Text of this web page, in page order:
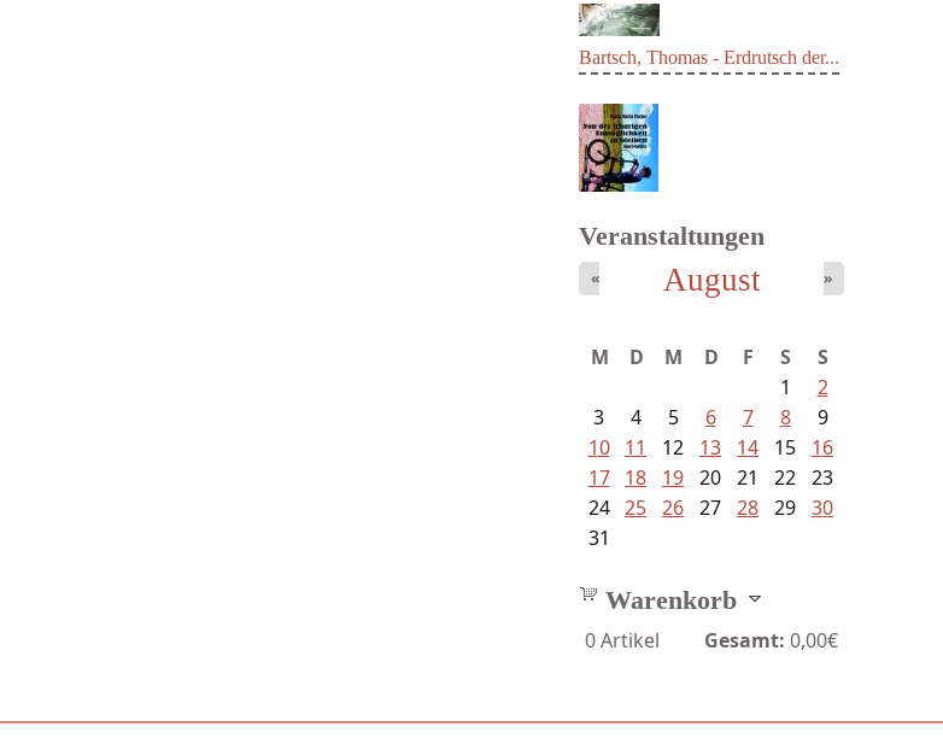
Bartsch, Thomas - Erdrutsch der...
Veranstaltungen
August
« »
M D M D F S
S
1
2
3
4 5 6 7 8
9
10
11 12 13 14 15
16
17
18 19 20 21 22 23
24 25 26 27 28 29 30
31
Warenkorb
0Artikel Gesamt: 0,00€